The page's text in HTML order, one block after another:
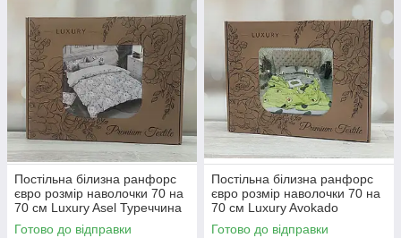
Постільна білизна ранфорс
євро розмір наволочки 70 на
70 см Luxury Asel Туреччина
Готово до відправки
Постільна білизна ранфорс
євро розмір наволочки 70 на
70 см Luxury Avokado
Туреччина
Готово до відправки